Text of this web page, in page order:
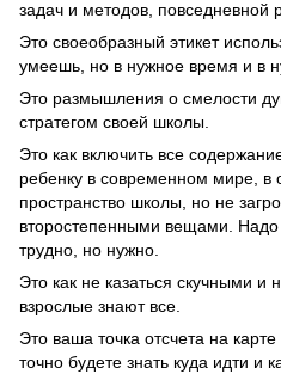
задач и методов, повседневной
Это своеобразный этикет
умеешь, но в нужное время и в
Это размышления о смелости
стратегом своей школы.
Это как включить все
ребенку в современном мире, в
пространство школы, но не
второстепенными вещами.
трудно, но нужно.
Это как не казаться скучными и
взрослые знают все.
Это ваша точка отсчета на
точно будете знать куда идти и